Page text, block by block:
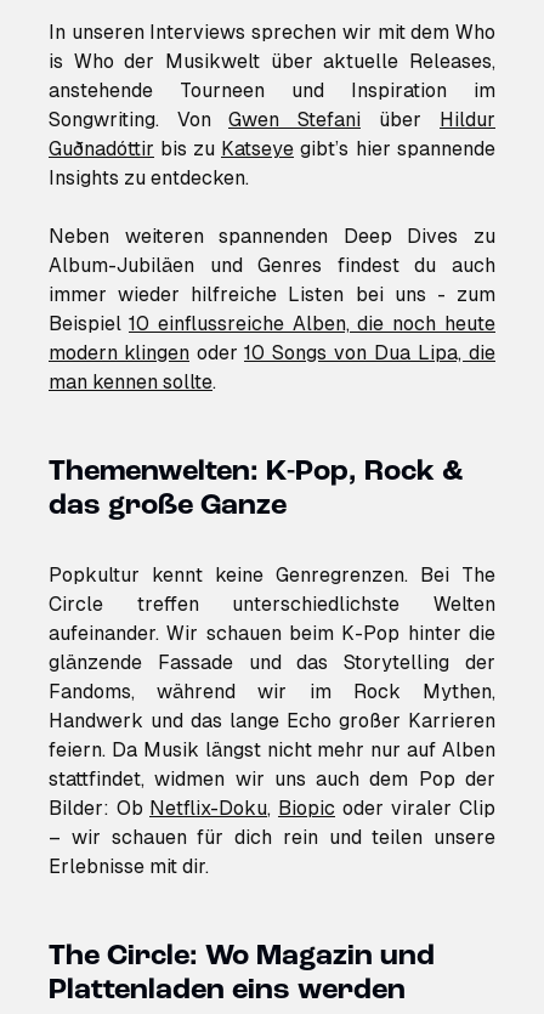
In unseren Interviews sprechen wir mit dem Who
is Who der Musikwelt über aktuelle Releases,
anstehende Tourneen und Inspiration im
Songwriting. Von Gwen Stefani über Hildur
Guðnadóttir bis zu Katseye gibt’s hier spannende
Insights zu entdecken.
Neben weiteren spannenden Deep Dives zu
Album-Jubiläen und Genres findest du auch
immer wieder hilfreiche Listen bei uns - zum
Beispiel 10 einflussreiche Alben, die noch heute
modern klingen oder 10 Songs von Dua Lipa, die
man kennen sollte.
Themenwelten: K-Pop, Rock &
das große Ganze
Popkultur kennt keine Genregrenzen. Bei The
Circle treffen unterschiedlichste Welten
aufeinander. Wir schauen beim K-Pop hinter die
glänzende Fassade und das Storytelling der
Fandoms, während wir im Rock Mythen,
Handwerk und das lange Echo großer Karrieren
feiern. Da Musik längst nicht mehr nur auf Alben
stattfindet, widmen wir uns auch dem Pop der
Bilder: Ob Netflix-Doku, Biopic oder viraler Clip
– wir schauen für dich rein und teilen unsere
Erlebnisse mit dir.
The Circle: Wo Magazin und
Plattenladen eins werden